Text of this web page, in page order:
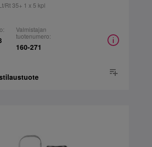
Rt 35+ 1 x 5 kpl
Valmistajan
tuotenumero:
160-271